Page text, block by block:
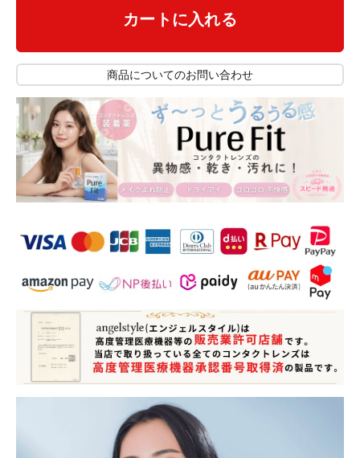
カートに入れる
商品についてのお問い合わせ